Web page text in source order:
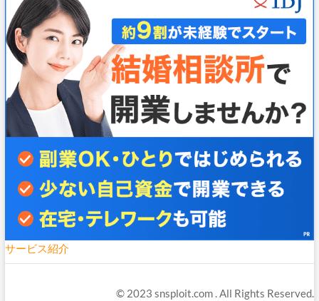
サービス紹介
© 2023snsploit.com. All Rights Reserved.